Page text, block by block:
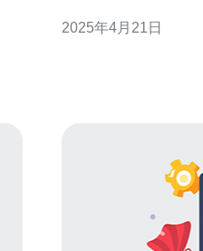
器，其中台湾服务器
2025年4月21日